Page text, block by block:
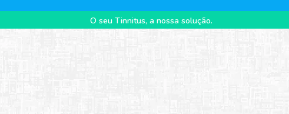
O seu Tinnitus, a nossa solução.